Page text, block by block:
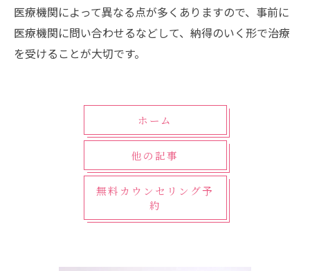
医療機関によって異なる点が多くありますので、事前に
医療機関に問い合わせるなどして、納得のいく形で治療
を受けることが大切です。
ホーム
他の記事
無料カウンセリング予
約